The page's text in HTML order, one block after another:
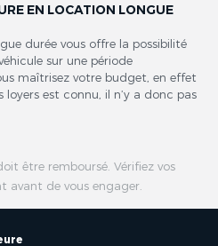
EN LOCATION LONGUE
durée vous offre la possibilité
sur une période
maîtrisez votre budget, en effet
est connu, il n’y a donc pas
être remboursé. Vérifiez vos
avant de vous engager.